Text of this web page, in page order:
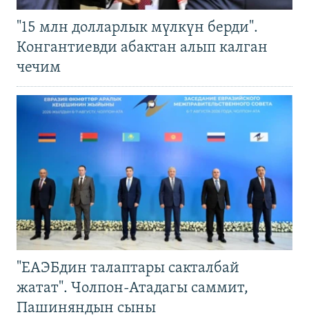
"15 млн долларлык мүлкүн берди".
Конгантиевди абактан алып калган
чечим
"ЕАЭБдин талаптары сакталбай
жатат". Чолпон-Атадагы саммит,
Пашиняндын сыны